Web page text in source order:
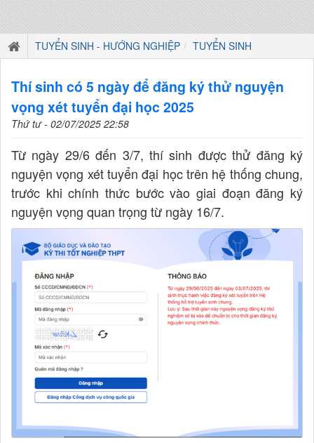
TUYỂN SINH - HƯỚNG NGHIỆP TUYỂN SINH
Thí sinh có 5 ngày để đăng ký thử nguyện
vọng xét tuyển đại học 2025
Thứ tư - 02/07/2025 22:58
Từ ngày 29/6 đến 3/7, thí sinh được thử đăng ký
nguyện vọng xét tuyển đại học trên hệ thống chung,
trước khi chính thức bước vào giai đoạn đăng ký
nguyện vọng quan trọng từ ngày 16/7.